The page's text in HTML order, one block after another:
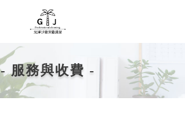
- 服務與收費 -